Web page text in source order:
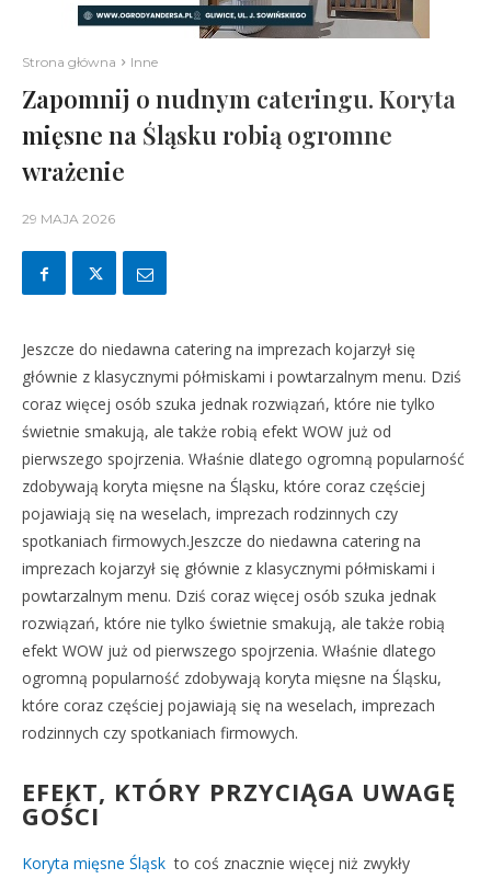
Strona główna Inne
Zapomnij o nudnym cateringu. Koryta
mięsne na Śląsku robią ogromne
wrażenie
29 MAJA 2026
Jeszcze do niedawna catering na imprezach kojarzył się
głównie z klasycznymi półmiskami i powtarzalnym menu. Dziś
coraz więcej osób szuka jednak rozwiązań, które nie tylko
świetnie smakują, ale także robią efekt WOW już od
pierwszego spojrzenia. Właśnie dlatego ogromną popularność
zdobywają koryta mięsne na Śląsku, które coraz częściej
pojawiają się na weselach, imprezach rodzinnych czy
spotkaniach firmowych.Jeszcze do niedawna catering na
imprezach kojarzył się głównie z klasycznymi półmiskami i
powtarzalnym menu. Dziś coraz więcej osób szuka jednak
rozwiązań, które nie tylko świetnie smakują, ale także robią
efekt WOW już od pierwszego spojrzenia. Właśnie dlatego
ogromną popularność zdobywają koryta mięsne na Śląsku,
które coraz częściej pojawiają się na weselach, imprezach
rodzinnych czy spotkaniach firmowych.
EFEKT, KTÓRY PRZYCIĄGA UWAGĘ
GOŚCI
Koryta mięsne Śląsk to coś znacznie więcej niż zwykły